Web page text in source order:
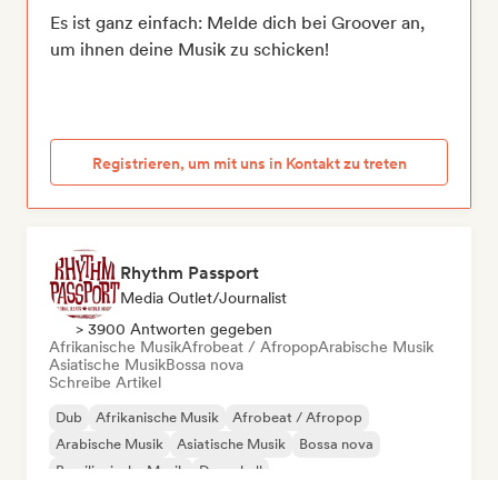
Es ist ganz einfach: Melde dich bei Groover an,
um ihnen deine Musik zu schicken!
Registrieren, um mit uns in Kontakt zu treten
Rhythm Passport
Media Outlet/Journalist
> 3900 Antworten gegeben
Afrikanische MusikAfrobeat / AfropopArabische Musik
Asiatische MusikBossa nova
Schreibe Artikel
Dub Afrikanische Musik
Afrobeat / Afropop
Arabische Musik
Asiatische Musik
Bossa nova
Brasilianische Musik
Dancehall